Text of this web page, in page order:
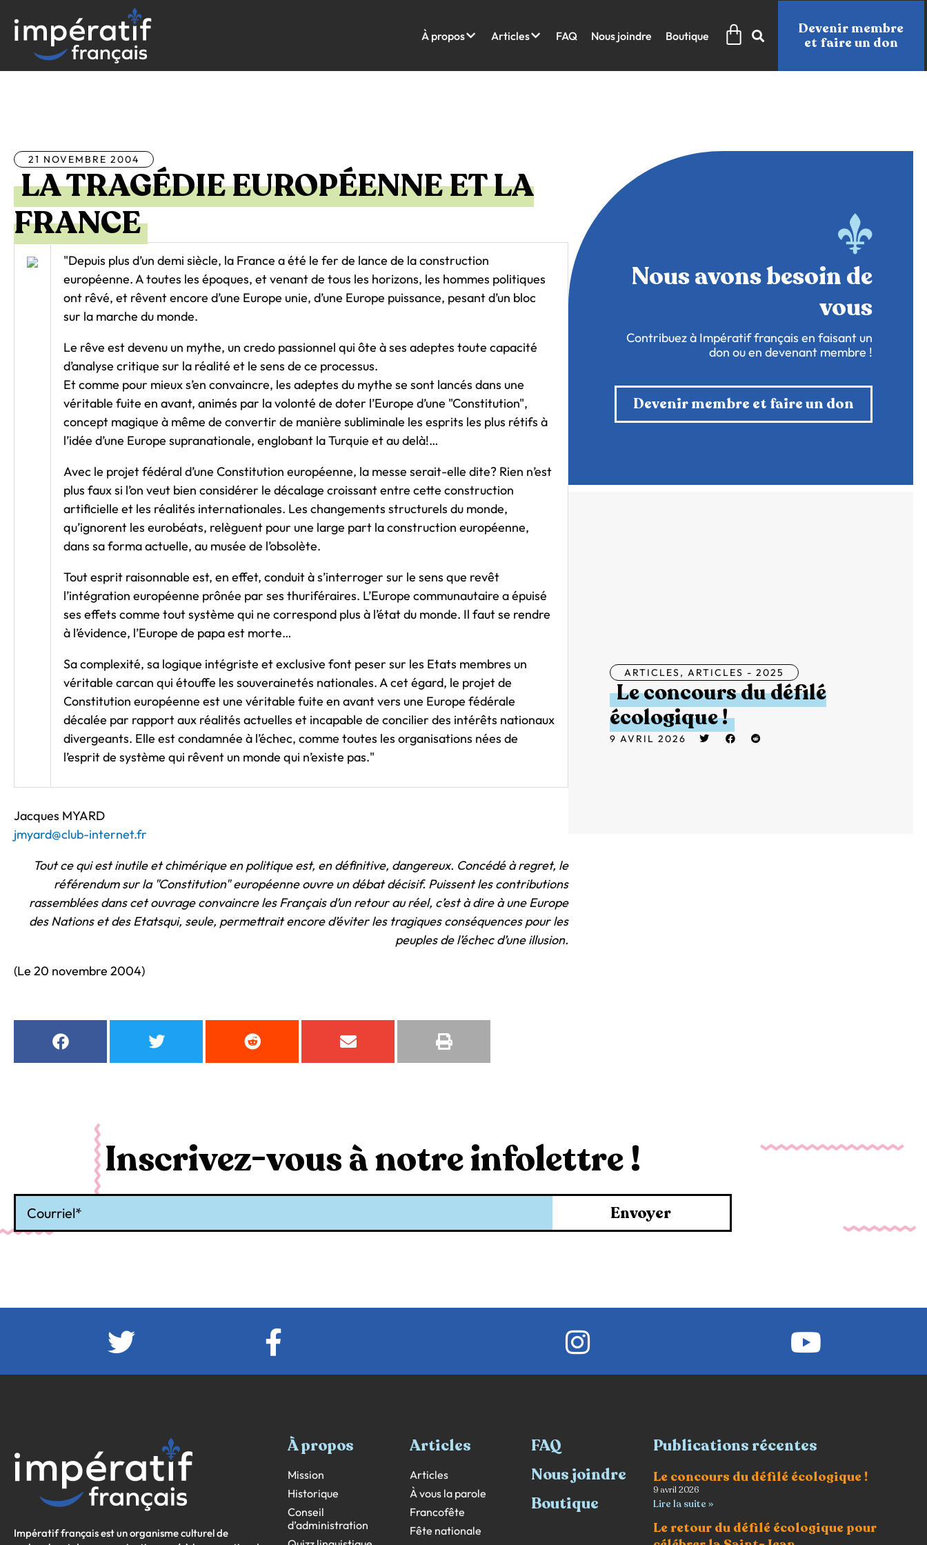
contenu
À propos Articles FAQ Nous joindre Boutique Panier
Devenir membre
et faire un don
21 NOVEMBRE 2004
LA TRAGÉDIE EUROPÉENNE ET LA
FRANCE
"Depuis plus d’un demi siècle, la France a été le fer de lance de la construction
européenne. A toutes les époques, et venant de tous les horizons, les hommes politiques
ont rêvé, et rêvent encore d’une Europe unie, d’une Europe puissance, pesant d’un bloc
sur la marche du monde.
Le rêve est devenu un mythe, un credo passionnel qui ôte à ses adeptes toute capacité
d’analyse critique sur la réalité et le sens de ce processus.
Et comme pour mieux s’en convaincre, les adeptes du mythe se sont lancés dans une
véritable fuite en avant, animés par la volonté de doter l’Europe d’une "Constitution",
concept magique à même de convertir de manière subliminale les esprits les plus rétifs à
l’idée d’une Europe supranationale, englobant la Turquie et au delà!…
Avec le projet fédéral d’une Constitution européenne, la messe serait-elle dite? Rien n’est
plus faux si l’on veut bien considérer le décalage croissant entre cette construction
artificielle et les réalités internationales. Les changements structurels du monde,
qu’ignorent les eurobéats, relèguent pour une large part la construction européenne,
dans sa forma actuelle, au musée de l’obsolète.
Tout esprit raisonnable est, en effet, conduit à s’interroger sur le sens que revêt
l’intégration européenne prônée par ses thuriféraires. L’Europe communautaire a épuisé
ses effets comme tout système qui ne correspond plus à l’état du monde. Il faut se rendre
à l’évidence, l’Europe de papa est morte…
Sa complexité, sa logique intégriste et exclusive font peser sur les Etats membres un
véritable carcan qui étouffe les souverainetés nationales. A cet égard, le projet de
Constitution européenne est une véritable fuite en avant vers une Europe fédérale
décalée par rapport aux réalités actuelles et incapable de concilier des intérêts nationaux
divergeants. Elle est condamnée à l’échec, comme toutes les organisations nées de
l’esprit de système qui rêvent un monde qui n’existe pas."
Jacques MYARD
jmyard@club-internet.fr
Tout ce qui est inutile et chimérique en politique est, en définitive, dangereux. Concédé à regret, le
référendum sur la "Constitution" européenne ouvre un débat décisif. Puissent les contributions
rassemblées dans cet ouvrage convaincre les Français d’un retour au réel, c’est à dire à une Europe
des Nations et des Etatsqui, seule, permettrait encore d’éviter les tragiques conséquences pour les
peuples de l’échec d’une illusion.
(Le 20 novembre 2004)
Nous avons besoin de
vous
Contribuez à Impératif français en faisant un
don ou en devenant membre !
Devenir membre et faire un don
ARTICLES, ARTICLES - 2025
Le concours du défilé
écologique !
9 AVRIL 2026
Inscrivez-vous à notre infolettre !
Envoyer
Impératif français est un organisme culturel de
À propos
Mission
Historique
Conseil
d’administration
Articles
Articles
À vous la parole
Francofête
Fête nationale
FAQ
Nous joindre
Boutique
Publications récentes
Le concours du défilé écologique !
9 avril 2026
Lire la suite »
Le retour du défilé écologique pour